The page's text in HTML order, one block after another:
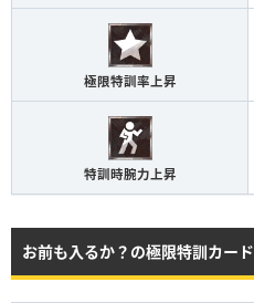
極限特訓率上昇
特訓時腕力上昇
お前も入るか？の極限特訓カード